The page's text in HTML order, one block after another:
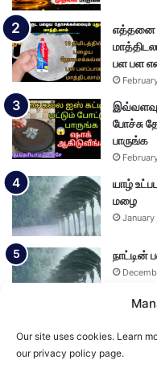
Our site uses cookies. Learn
our privacy policy page.
எத்தனை
பள பள
இவ்வளவு
போச்சு
பாருங்க
யாழ்
மழை
January
நாட்டின்